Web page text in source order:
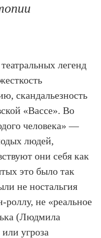
легенд
скандальезность
«Вассе». Во
человека» —
людей,
они себя как
это было так
не ностальгия
не «реальное
(Людмила
или угроза